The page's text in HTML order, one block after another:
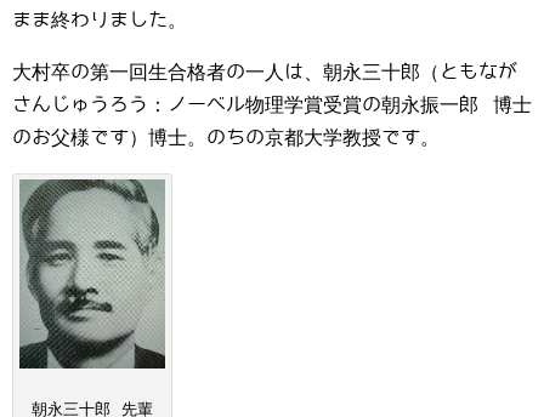
まま終わりました。
大村卒の第一回生合格者の一人は、朝永三十郎（ともなが
さんじゅうろう：ノーベル物理学賞受賞の朝永振一郎 博士
のお父様です）博士。のちの京都大学教授です。
朝永三十郎 先輩